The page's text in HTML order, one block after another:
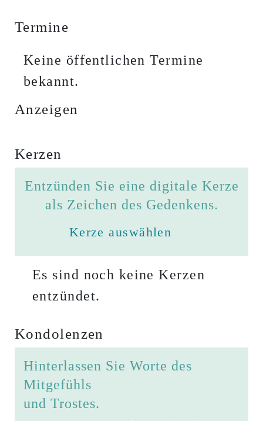
Termine
Keine öffentlichen Termine
bekannt.
Anzeigen
Kerzen
Entzünden Sie eine digitale Kerze
als Zeichen des Gedenkens.
Kerze auswählen
Es sind noch keine Kerzen
entzündet.
Kondolenzen
Hinterlassen Sie Worte des
Mitgefühls
und Trostes.